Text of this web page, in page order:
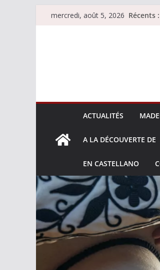
Passermercredi, août 5, 2026 Récents :
ACTUALITÉS
A LA DÉCOUVERTE DE
EN CASTELLANO